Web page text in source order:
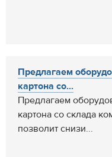
Предлагаем
картона со...
Предлагаем
картона со склада
позволит снизи...